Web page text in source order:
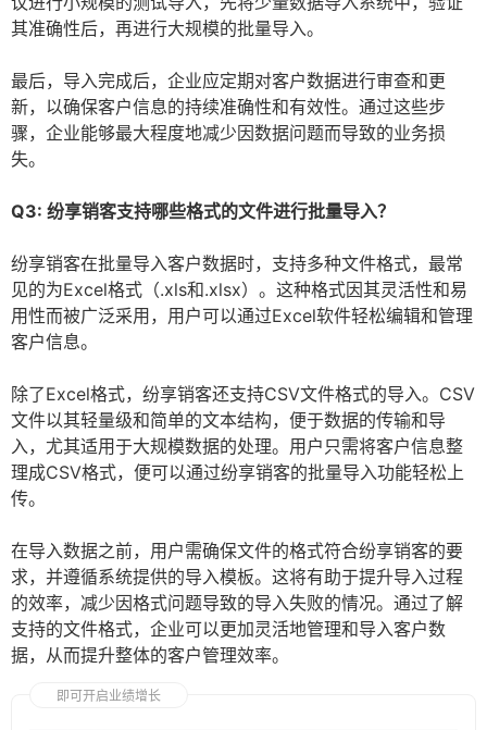
其准确性后，再进行大规模的批量导入。
最后，导入完成后，企业应定期对客户数据进行审查和更
新，以确保客户信息的持续准确性和有效性。通过这些步
骤，企业能够最大程度地减少因数据问题而导致的业务损
失。
Q3: 纷享销客支持哪些格式的文件进行批量导入？
纷享销客在批量导入客户数据时，支持多种文件格式，最常
见的为Excel格式（.xls和.xlsx）。这种格式因其灵活性和易
用性而被广泛采用，用户可以通过Excel软件轻松编辑和管理
客户信息。
除了Excel格式，纷享销客还支持CSV文件格式的导入。CSV
文件以其轻量级和简单的文本结构，便于数据的传输和导
入，尤其适用于大规模数据的处理。用户只需将客户信息整
理成CSV格式，便可以通过纷享销客的批量导入功能轻松上
传。
在导入数据之前，用户需确保文件的格式符合纷享销客的要
求，并遵循系统提供的导入模板。这将有助于提升导入过程
的效率，减少因格式问题导致的导入失败的情况。通过了解
支持的文件格式，企业可以更加灵活地管理和导入客户数
据，从而提升整体的客户管理效率。
即可开启业绩增长